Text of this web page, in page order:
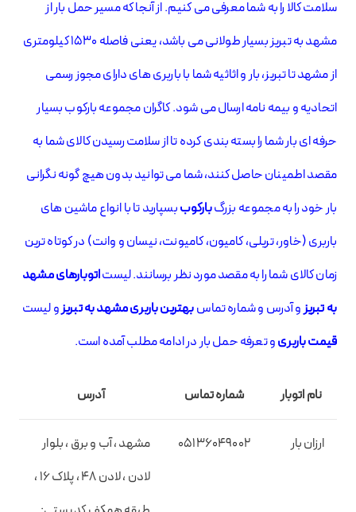
سلامت کالا را به شما معرفی می کنیم. از آنجا که مسیر حمل بار از
مشهد به تبریز بسیار طولانی می باشد، یعنی فاصله 1530 کیلومتری
از مشهد تا تبریز، بار و اثاثیه شما با باربری های دارای مجوز رسمی
اتحادیه و بیمه نامه ارسال می شود. کاگران مجموعه بارکوب بسیار
حرفه ای بار شما را بسته بندی کرده تا از سلامت رسیدن کالای شما به
مقصد اطمینان حاصل کنند، شما می توانید بدون هیچ گونه نگرانی
بار خود را به مجموعه بزرگبارکوببسپارید تا با انواع ماشین های
باربری (خاور، تریلی، کامیون، کامیونت، نیسان و وانت) در کوتاه ترین
زمانکالای شما را به مقصد مورد نظر برسانند. لیستاتوبارهای مشهد
به تبریزو آدرس و شماره تماسبهترین باربری مشهد به تبریزو لیست
قیمت باربریو تعرفه حمل بار در ادامه مطلب آمده است.
نام اتوبار شماره تماس آدرس
ارزان بار 05136049002
مشهد ، آب و برق ، بلوار
لادن ، لادن 48 ، پلاک 16 ،